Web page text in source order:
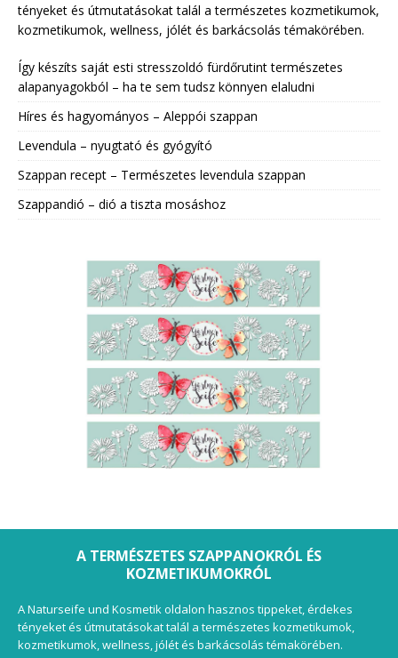
tényeket és útmutatásokat talál a természetes kozmetikumok,
kozmetikumok, wellness, jólét és barkácsolás témakörében.
Így készíts saját esti stresszoldó fürdőrutint természetes
alapanyagokból – ha te sem tudsz könnyen elaludni
Híres és hagyományos – Aleppói szappan
Levendula – nyugtató és gyógyító
Szappan recept – Természetes levendula szappan
Szappandió – dió a tiszta mosáshoz
A TERMÉSZETES SZAPPANOKRÓL ÉS
KOZMETIKUMOKRÓL
A Naturseife und Kosmetik oldalon hasznos tippeket, érdekes
tényeket és útmutatásokat talál a természetes kozmetikumok,
kozmetikumok, wellness, jólét és barkácsolás témakörében.